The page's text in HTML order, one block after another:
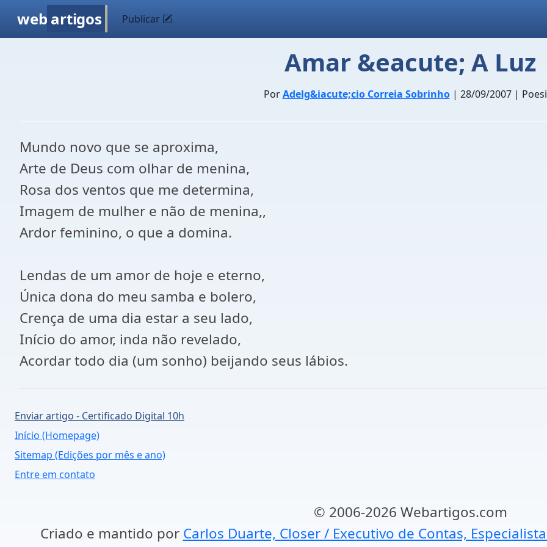
web artigos Publicar
Amar &eacute; A Luz
PorAdelg&iacute;cio Correia Sobrinho| 28/09/2007 |
Mundo novo que se aproxima,
Arte de Deus com olhar de menina,
Rosa dos ventos que me determina,
Imagem de mulher e não de menina,,
Ardor feminino, o que a domina.
Lendas de um amor de hoje e eterno,
Única dona do meu samba e bolero,
Crença de uma dia estar a seu lado,
Início do amor, inda não revelado,
Acordar todo dia (um sonho) beijando seus lábios.
Enviar artigo - Certificado Digital 10h
Início (Homepage)
Sitemap (Edições por mês e ano)
Entre em contato
© 2006-2026 Webartigos.com
Criado e mantido por Carlos Duarte, Closer / Executivo de Contas,